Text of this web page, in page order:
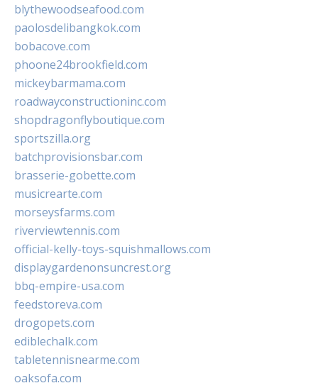
blythewoodseafood.com
paolosdelibangkok.com
bobacove.com
phoone24brookfield.com
mickeybarmama.com
roadwayconstructioninc.com
shopdragonflyboutique.com
sportszilla.org
batchprovisionsbar.com
brasserie-gobette.com
musicrearte.com
morseysfarms.com
riverviewtennis.com
official-kelly-toys-squishmallows.com
displaygardenonsuncrest.org
bbq-empire-usa.com
feedstoreva.com
drogopets.com
ediblechalk.com
tabletennisnearme.com
oaksofa.com